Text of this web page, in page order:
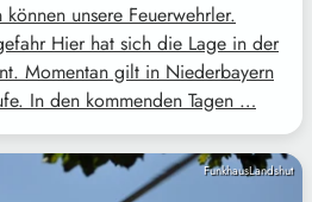
unsere Feuerwehrler.
Hier hat sich die Lage in der
Momentan gilt in Niederbayern
In den kommenden Tagen …
FunkhausLandshut